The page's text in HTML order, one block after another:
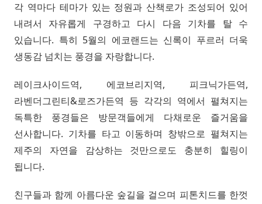
각 역마다 테마가 있는 정원과 산책로가 조성되어 있어
내려서 자유롭게 구경하고 다시 다음 기차를 탈 수
있습니다. 특히 5월의 에코랜드는 신록이 푸르러 더욱
생동감 넘치는 풍경을 자랑합니다.
레이크사이드역, 에코브리지역, 피크닉가든역,
라벤더그린티&로즈가든역 등 각각의 역에서 펼쳐지는
독특한 풍경들은 방문객들에게 다채로운 즐거움을
선사합니다. 기차를 타고 이동하며 창밖으로 펼쳐지는
제주의 자연을 감상하는 것만으로도 충분히 힐링이
됩니다.
친구들과 함께 아름다운 숲길을 걸으며 피톤치드를 한껏